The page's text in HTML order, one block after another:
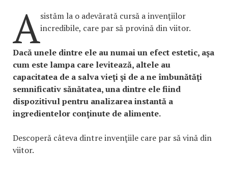
Asistăm la o adevărată cursă a invenţiilor
incredibile, care par să provină din viitor.
Dacă unele dintre ele au numai un efect estetic, aşa
cum este lampa care levitează, altele au
capacitatea de a salva vieţi şi de a ne îmbunătăţi
semnificativ sănătatea, una dintre ele fiind
dispozitivul pentru analizarea instantă a
ingredientelor conţinute de alimente.
Descoperă câteva dintre invenţiile care par să vină din
viitor.